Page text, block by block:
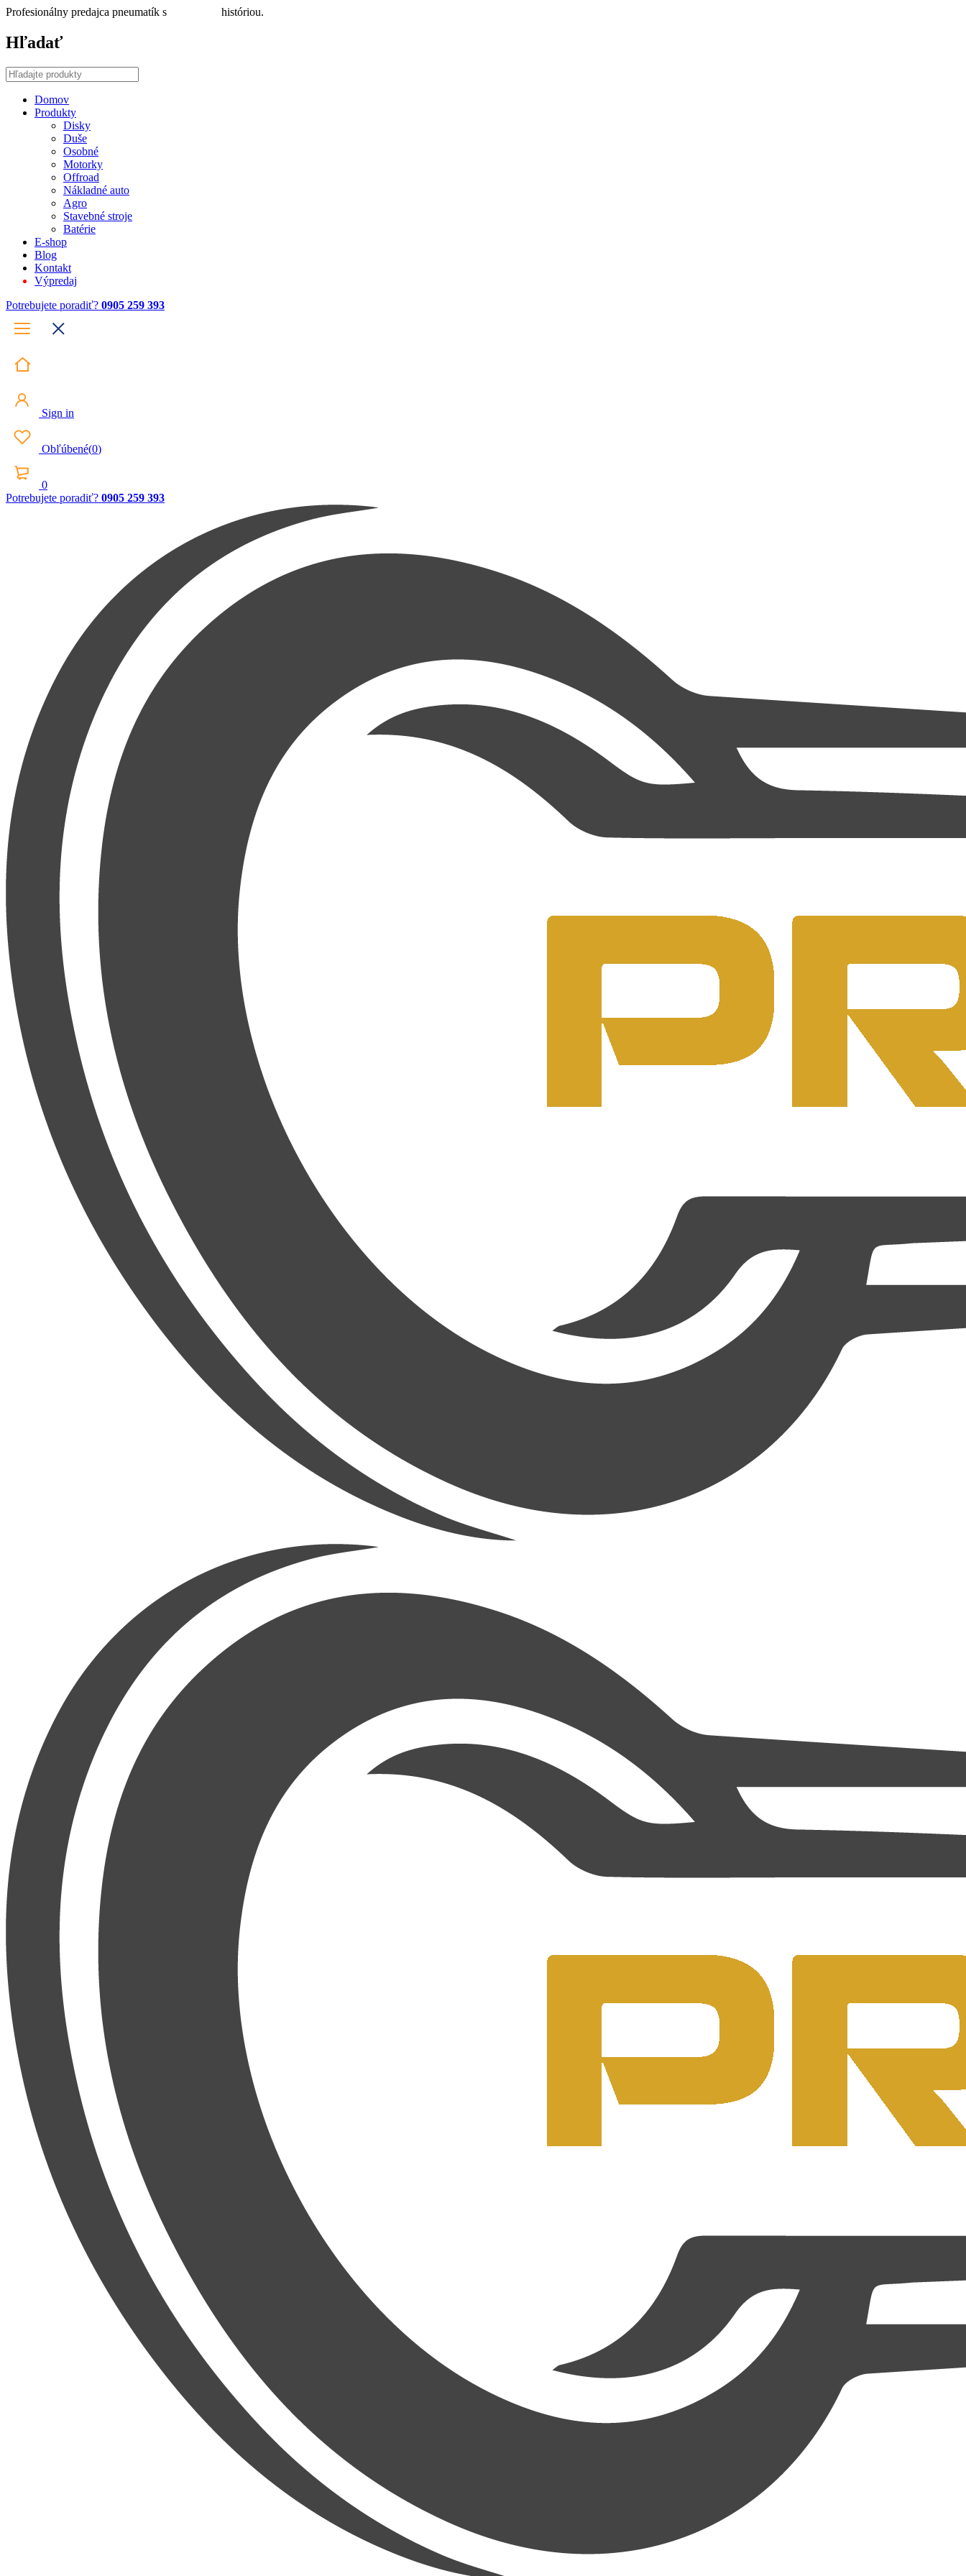
Profesionálny predajca pneumatík s históriou.
Hľadať
Domov
Produkty
Disky
Duše
Osobné
Motorky
Offroad
Nákladné auto
Agro
Stavebné stroje
Batérie
E-shop
Blog
Kontakt
Výpredaj
Potrebujete poradiť? 0905 259 393
Sign in
Obľúbené(0)
0
Potrebujete poradiť? 0905 259 393